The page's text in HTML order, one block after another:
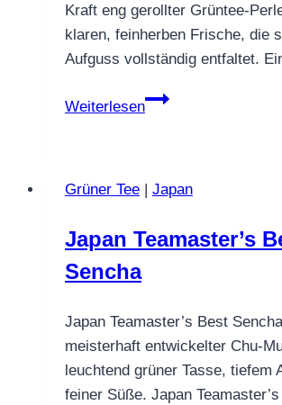
Kraft eng gerollter
klaren, feinherben Frische, die
Aufguss vollständig entfaltet.
Weiterlesen
Gunpowder
Grüner Tee | Japan
Japan Teamaster’s
Sencha
Japan Teamaster’s Best
meisterhaft entwickelter
leuchtend grüner Tasse, tiefem
feiner Süße. Japan